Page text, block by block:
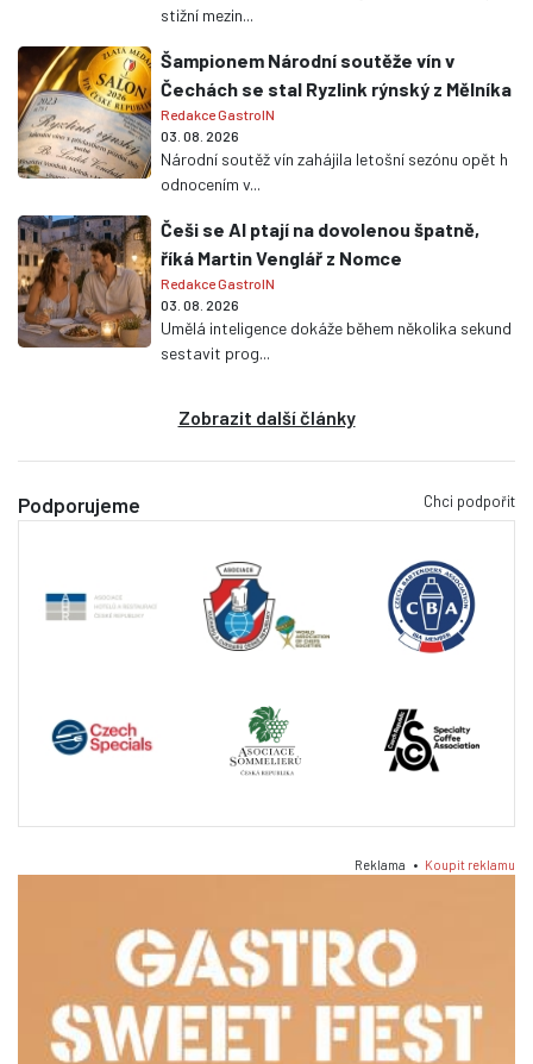
stižní mezin...
Šampionem Národní soutěže vín v
Čechách se stal Ryzlink rýnský z Mělníka
Redakce GastroIN
03. 08. 2026
Národní soutěž vín zahájila letošní sezónu opět h
odnocením v...
Češi se AI ptají na dovolenou špatně,
říká Martin Venglář z Nomce
Redakce GastroIN
03. 08. 2026
Umělá inteligence dokáže během několika sekund
sestavit prog...
Zobrazit další články
Podporujeme Chci podpořit
Reklama • Koupit reklamu